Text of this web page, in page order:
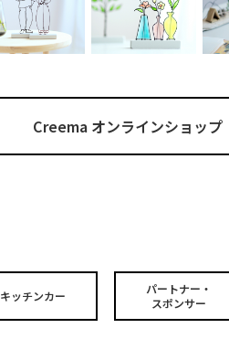
Creema オンラインショップ
キッチンカー
パートナー・
スポンサー